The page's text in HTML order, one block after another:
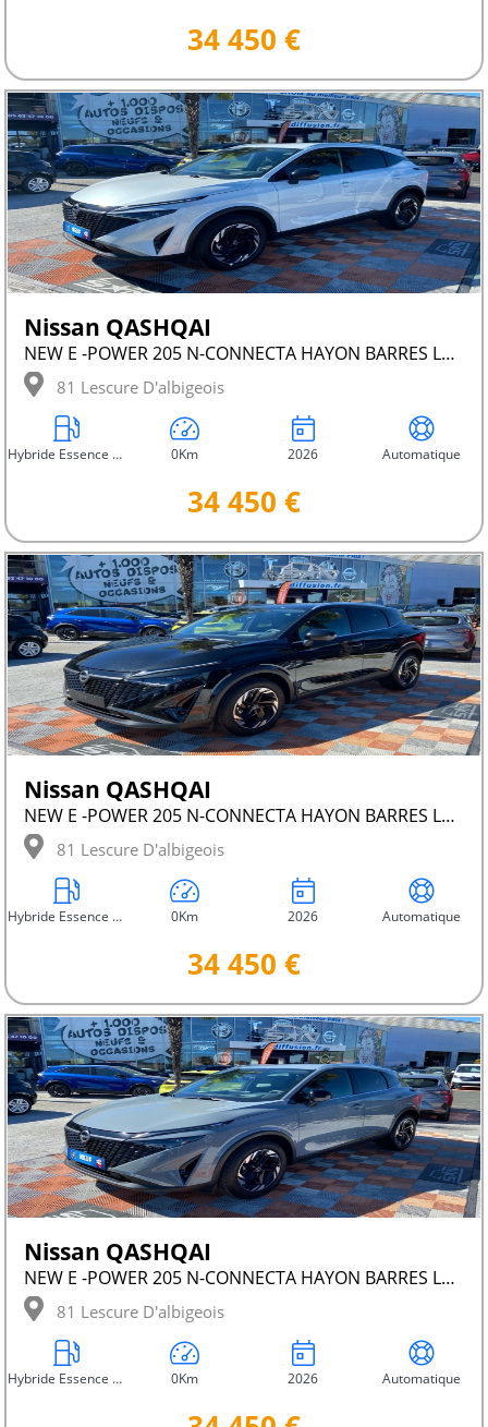
34 450 €
Nissan QASHQAI
NEW E -POWER 205 N-CONNECTA HAYON BARRES LEDS
81 Lescure D'albigeois
Hybride Essence Non Rechargeable 0Km 2026 Automatique
34 450 €
Nissan QASHQAI
NEW E -POWER 205 N-CONNECTA HAYON BARRES LEDS
81 Lescure D'albigeois
Hybride Essence Non Rechargeable 0Km 2026 Automatique
34 450 €
Nissan QASHQAI
NEW E -POWER 205 N-CONNECTA HAYON BARRES LEDS
81 Lescure D'albigeois
Hybride Essence Non Rechargeable 0Km 2026 Automatique